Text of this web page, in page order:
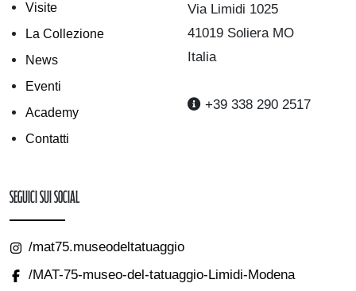
Visite
La Collezione
News
Eventi
Academy
Contatti
Via Limidi 1025
41019 Soliera MO
Italia
+39 338 290 2517
Seguici sui Social
/mat75.museodeltatuaggio
/MAT-75-museo-del-tatuaggio-Limidi-Modena